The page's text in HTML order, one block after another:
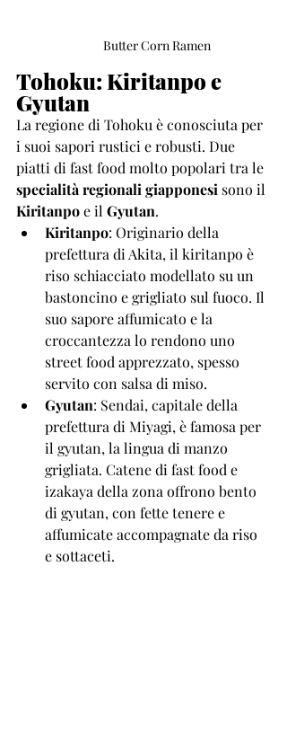
Butter Corn Ramen
Tohoku: Kiritanpo e
Gyutan
La regione di Tohoku è conosciuta per
i suoi sapori rustici e robusti. Due
piatti di fast food molto popolari tra le
specialità regionali giapponesi sono il
Kiritanpo e il Gyutan.
Kiritanpo: Originario della
prefettura di Akita, il kiritanpo è
riso schiacciato modellato su un
bastoncino e grigliato sul fuoco. Il
suo sapore affumicato e la
croccantezza lo rendono uno
street food apprezzato, spesso
servito con salsa di miso.
Gyutan: Sendai, capitale della
prefettura di Miyagi, è famosa per
il gyutan, la lingua di manzo
grigliata. Catene di fast food e
izakaya della zona offrono bento
di gyutan, con fette tenere e
affumicate accompagnate da riso
e sottaceti.